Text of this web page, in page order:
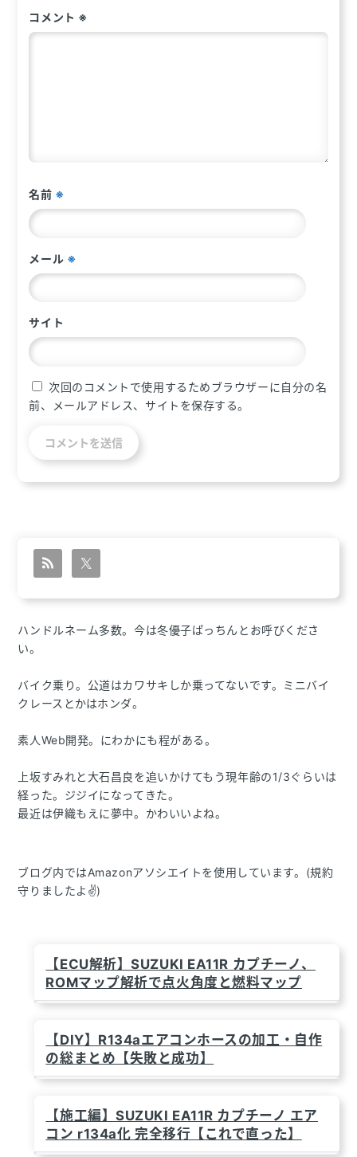
ン
コメント ※
名前 ※
メール ※
サイト
次回のコメントで使用するためブラウザーに自分の名
前、メールアドレス、サイトを保存する。
ハンドルネーム多数。今は冬優子ぱっちんとお呼びくださ
い。
バイク乗り。公道はカワサキしか乗ってないです。ミニバイ
クレースとかはホンダ。
素人Web開発。にわかにも程がある。
上坂すみれと大石昌良を追いかけてもう現年齢の1/3ぐらいは
経った。ジジイになってきた。
最近は伊織もえに夢中。かわいいよね。
ブログ内ではAmazonアソシエイトを使用しています。(規約
守りましたよ✌)
【ECU解析】SUZUKI EA11R カプチーノ、
ROMマップ解析で点火角度と燃料マップ
【DIY】R134aエアコンホースの加工・自作
の総まとめ【失敗と成功】
【施工編】SUZUKI EA11R カプチーノ エア
コン r134a化 完全移行【これで直った】